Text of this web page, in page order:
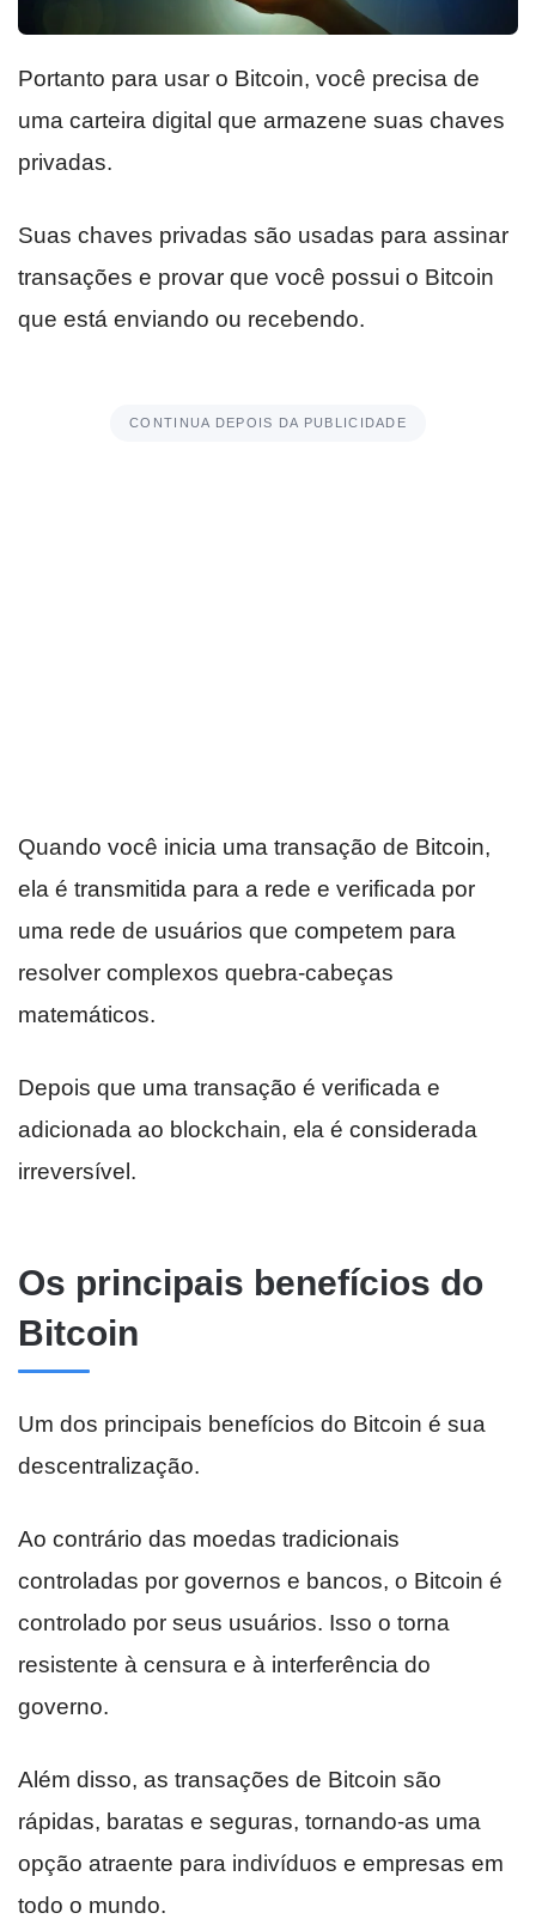
Portanto para usar o Bitcoin, você precisa de
uma carteira digital que armazene suas chaves
privadas.
Suas chaves privadas são usadas para assinar
transações e provar que você possui o Bitcoin
que está enviando ou recebendo.
CONTINUA DEPOIS DA PUBLICIDADE
Quando você inicia uma transação de Bitcoin,
ela é transmitida para a rede e verificada por
uma rede de usuários que competem para
resolver complexos quebra-cabeças
matemáticos.
Depois que uma transação é verificada e
adicionada ao blockchain, ela é considerada
irreversível.
Os principais benefícios do
Bitcoin
Um dos principais benefícios do Bitcoin é sua
descentralização.
Ao contrário das moedas tradicionais
controladas por governos e bancos, o Bitcoin é
controlado por seus usuários. Isso o torna
resistente à censura e à interferência do
governo.
Além disso, as transações de Bitcoin são
rápidas, baratas e seguras, tornando-as uma
opção atraente para indivíduos e empresas em
todo o mundo.